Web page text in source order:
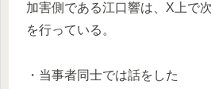
加害側である江口響は、X上で
を行っている。
・当事者同士では話をした